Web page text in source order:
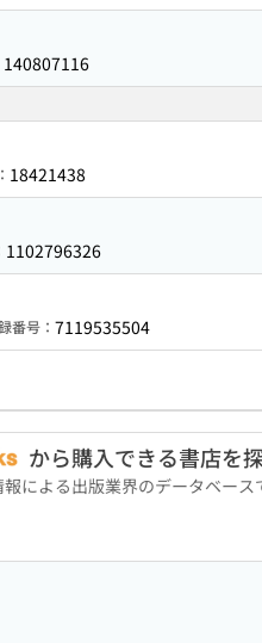
140807116
18421438
1102796326
番号： 7119535504
から購入できる書店を
による出版業界のデータベー